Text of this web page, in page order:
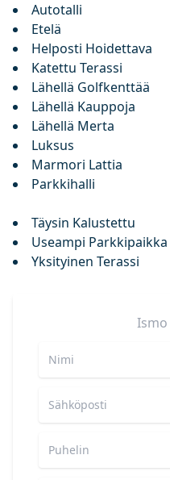
Autotalli
Etelä
Helposti Hoidettava
Katettu Terassi
Lähellä Golfkenttää
Lähellä Kauppoja
Lähellä Merta
Luksus
Marmori Lattia
Parkkihalli
Täysin Kalustettu
Useampi Parkkipaikka
Yksityinen Terassi
Ismo